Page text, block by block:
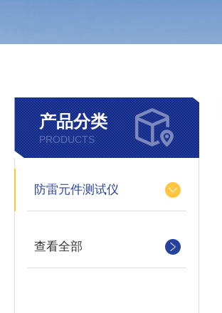
产品分类
PRODUCTS
防雷元件测试仪
查看全部